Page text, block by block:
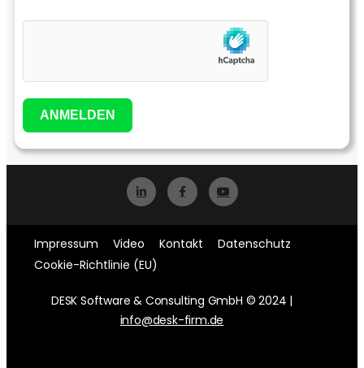
ANMELDEN
Impressum Video Kontakt
Datenschutz
Cookie-Richtlinie (EU)
DESK Software & Consulting GmbH © 2024 |
info@desk-firm.de